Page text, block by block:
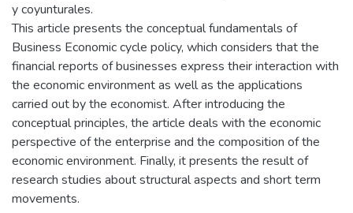
y coyunturales.
This article presents the conceptual fundamentals of
Business Economic cycle policy, which considers that the
financial reports of businesses express their interaction with
the economic environment as well as the applications
carried out by the economist. After introducing the
conceptual principles, the article deals with the economic
perspective of the enterprise and the composition of the
economic environment. Finally, it presents the result of
research studies about structural aspects and short term
movements.